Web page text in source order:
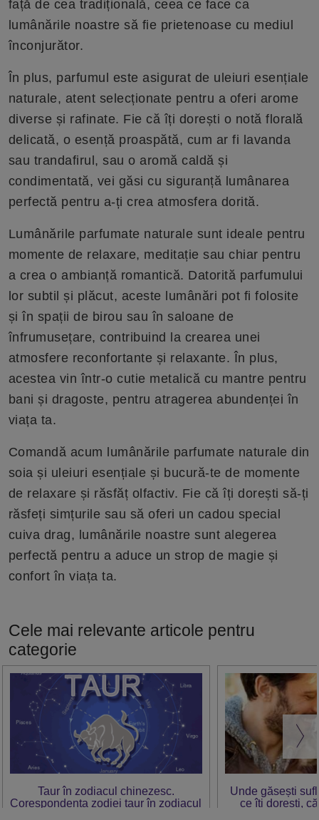
față de cea tradițională, ceea ce face ca
lumânările noastre să fie prietenoase cu mediul
înconjurător.
În plus, parfumul este asigurat de uleiuri esențiale
naturale, atent selecționate pentru a oferi arome
diverse și rafinate. Fie că îți dorești o notă florală
delicată, o esență proaspătă, cum ar fi lavanda
sau trandafirul, sau o aromă caldă și
condimentată, vei găsi cu siguranță lumânarea
perfectă pentru a-ți crea atmosfera dorită.
Lumânările parfumate naturale sunt ideale pentru
momente de relaxare, meditație sau chiar pentru
a crea o ambianță romantică. Datorită parfumului
lor subtil și plăcut, aceste lumânări pot fi folosite
și în spații de birou sau în saloane de
înfrumusețare, contribuind la crearea unei
atmosfere reconfortante și relaxante. În plus,
acestea vin într-o cutie metalică cu mantre pentru
bani și dragoste, pentru atragerea abundenței în
viața ta.
Comandă acum lumânările parfumate naturale din
soia și uleiuri esențiale și bucură-te de momente
de relaxare și răsfăț olfactiv. Fie că îți dorești să-ți
răsfeți simțurile sau să oferi un cadou special
cuiva drag, lumânările noastre sunt alegerea
perfectă pentru a aduce un strop de magie și
confort în viața ta.
Cele mai relevante articole pentru
categorie
Taur în zodiacul chinezesc.
Corespondența zodiei taur în zodiacul
Unde găsești
ce îți dorești,